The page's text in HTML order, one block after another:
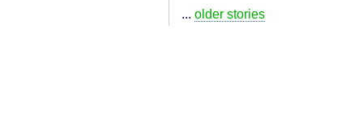
... older stories